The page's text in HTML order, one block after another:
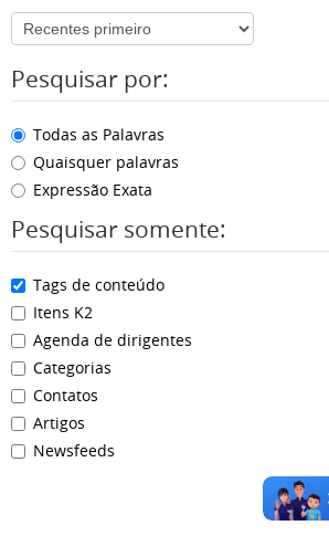
Pesquisar por:
Todas as Palavras
Quaisquer palavras
Expressão Exata
Pesquisar somente:
Tags de conteúdo
Itens K2
Agenda de dirigentes
Categorias
Contatos
Artigos
Newsfeeds